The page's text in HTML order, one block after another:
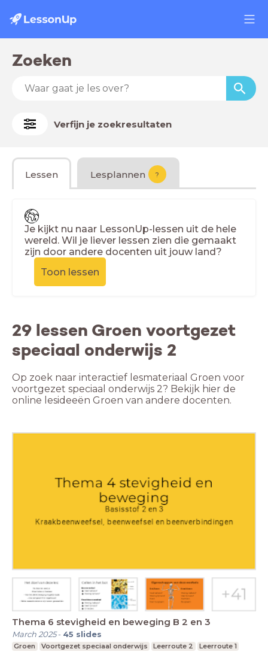
Zoeken
Verfijn je zoekresultaten
Lessen Lesplannen ?
Je kijkt nu naar LessonUp-lessen uit de hele
wereld. Wil je liever lessen zien die gemaakt
zijn door andere docenten uit jouw land?
Toon lessen
29 lessen Groen voortgezet
speciaal onderwijs 2
Op zoek naar interactief lesmateriaal Groen voor
voortgezet speciaal onderwijs 2? Bekijk hier de
online lesideeën Groen van andere docenten.
Thema 6 stevigheid en beweging B 2 en 3
March 2025- 45 slides
Groen Voortgezet speciaal onderwijs Leerroute 2 Leerroute 1